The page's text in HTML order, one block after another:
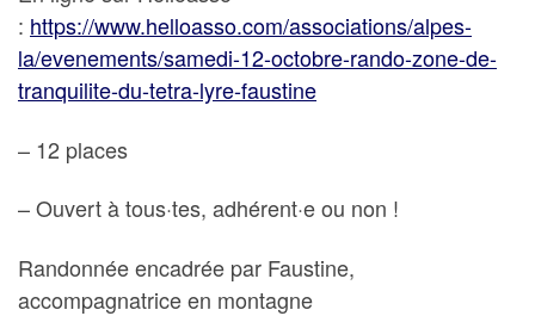
: https://www.helloasso.com/associations/alpes-
la/evenements/samedi-12-octobre-rando-zone-de-
tranquilite-du-tetra-lyre-faustine
– 12 places
– Ouvert à tous·tes, adhérent·e ou non !
Randonnée encadrée par Faustine,
accompagnatrice en montagne